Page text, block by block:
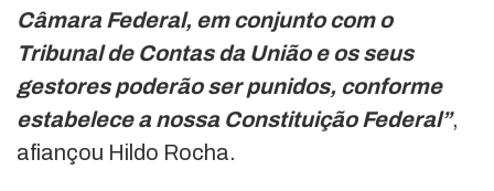
Câmara Federal, em conjunto com o
Tribunal de Contas da União e os seus
gestores poderão ser punidos, conforme
estabelece a nossa Constituição Federal”,
afiançou Hildo Rocha.